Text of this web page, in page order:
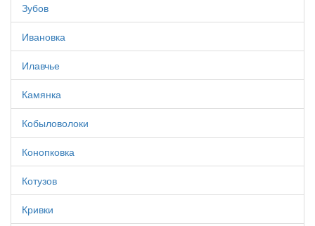
Зубов
Ивановка
Илавчье
Камянка
Кобыловолоки
Конопковка
Котузов
Кривки